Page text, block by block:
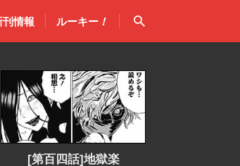
刊情報 ルーキー！ 検索
[第百四話]地獄楽